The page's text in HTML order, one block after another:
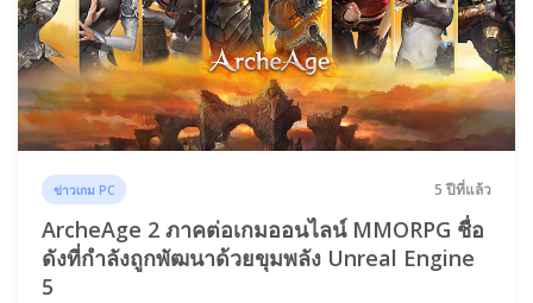
ข่าวเกม PC 5 ปีที่แล้ว
ArcheAge 2 ภาคต่อเกมออนไลน์ MMORPG ชื่อ
ดังที่กำลังถูกพัฒนาด้วยขุมพลัง Unreal Engine
5